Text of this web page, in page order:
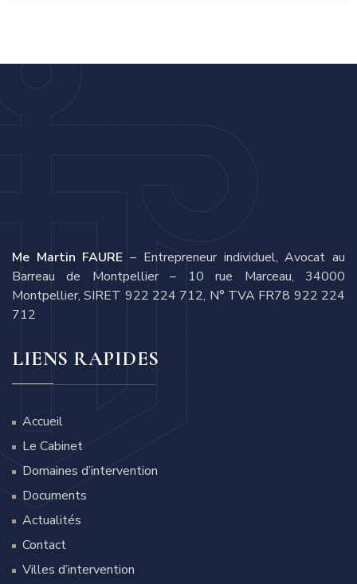
Me Martin FAURE – Entrepreneur individuel, Avocat au
Barreau de Montpellier – 10 rue Marceau, 34000
Montpellier, SIRET 922 224 712, N° TVA FR78 922 224
712
LIENS RAPIDES
Accueil
Le Cabinet
Domaines d’intervention
Documents
Actualités
Contact
Villes d’intervention